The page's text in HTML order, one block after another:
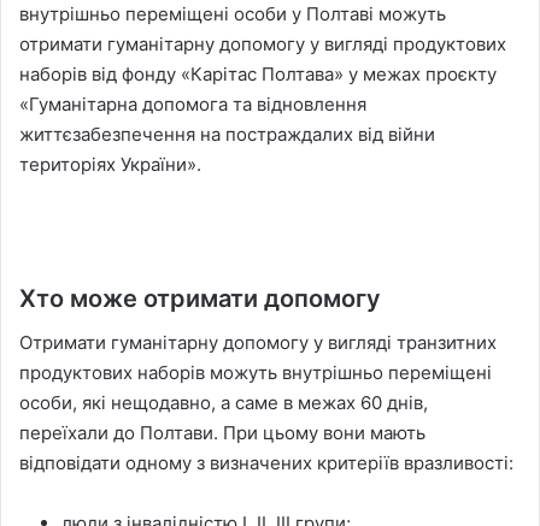
внутрішньо переміщені особи у Полтаві можуть
отримати гуманітарну допомогу у вигляді продуктових
наборів від фонду «Карітас Полтава» у межах проєкту
«Гуманітарна допомога та відновлення
життєзабезпечення на постраждалих від війни
територіях України».
Хто може отримати допомогу
Отримати гуманітарну допомогу у вигляді транзитних
продуктових наборів можуть внутрішньо переміщені
особи, які нещодавно, а саме в межах 60 днів,
переїхали до Полтави. При цьому вони мають
відповідати одному з визначених критеріїв вразливості: